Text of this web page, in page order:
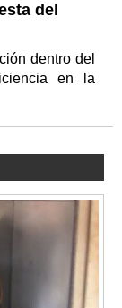
del
dentro del
en la